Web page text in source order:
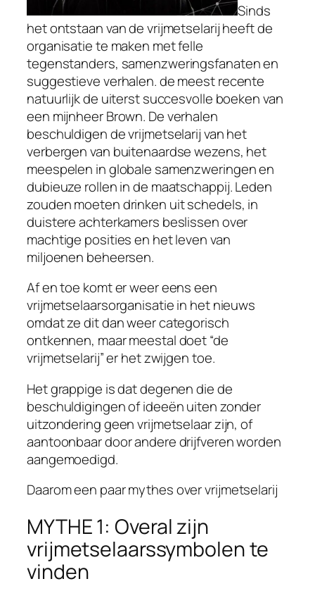
Sinds
het ontstaan van de vrijmetselarij heeft de
organisatie te maken met felle
tegenstanders, samenzweringsfanaten en
suggestieve verhalen. de meest recente
natuurlijk de uiterst succesvolle boeken van
een mijnheer Brown. De verhalen
beschuldigen de vrijmetselarij van het
verbergen van buitenaardse wezens, het
meespelen in globale samenzweringen en
dubieuze rollen in de maatschappij. Leden
zouden moeten drinken uit schedels, in
duistere achterkamers beslissen over
machtige posities en het leven van
miljoenen beheersen.
Af en toe komt er weer eens een
vrijmetselaarsorganisatie in het nieuws
omdat ze dit dan weer categorisch
ontkennen, maar meestal doet “de
vrijmetselarij” er het zwijgen toe.
Het grappige is dat degenen die de
beschuldigingen of ideeën uiten zonder
uitzondering geen vrijmetselaar zijn, of
aantoonbaar door andere drijfveren worden
aangemoedigd.
Daarom een paar mythes over vrijmetselarij
MYTHE 1: Overal zijn
vrijmetselaarssymbolen te
vinden